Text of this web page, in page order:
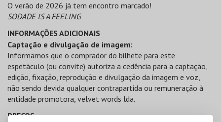
O verão de 2026 já tem encontro marcado!
SODADE IS A FEELING
INFORMAÇÕES ADICIONAIS
Captação e divulgação de imagem:
Informamos que o comprador do bilhete para este
espetáculo (ou convite) autoriza a cedência para a captação,
edição, fixação, reprodução e divulgação da imagem e voz,
não sendo devida qualquer contrapartida ou remuneração à
entidade promotora, velvet words lda.
PREÇOS